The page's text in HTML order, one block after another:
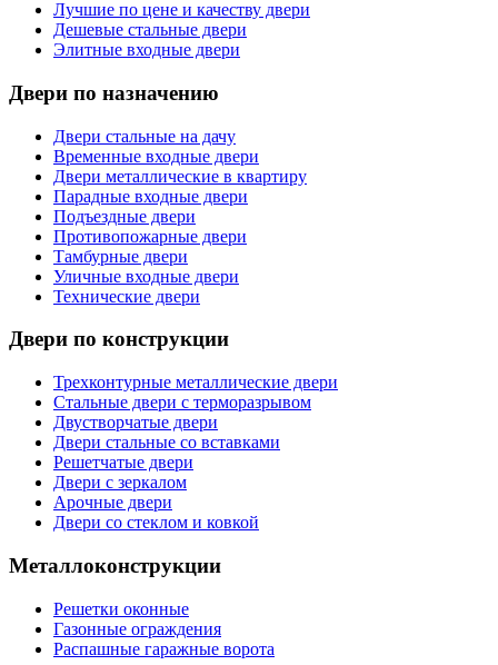
Лучшие по цене и качеству двери
Дешевые стальные двери
Элитные входные двери
Двери по назначению
Двери стальные на дачу
Временные входные двери
Двери металлические в квартиру
Парадные входные двери
Подъездные двери
Противопожарные двери
Тамбурные двери
Уличные входные двери
Технические двери
Двери по конструкции
Трехконтурные металлические двери
Стальные двери с терморазрывом
Двустворчатые двери
Двери стальные со вставками
Решетчатые двери
Двери с зеркалом
Арочные двери
Двери со стеклом и ковкой
Металлоконструкции
Решетки оконные
Газонные ограждения
Распашные гаражные ворота